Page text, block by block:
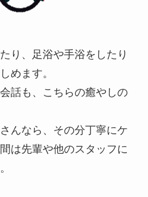
り、足浴や手浴をしたり
めます。
話も、こちらの癒やしの
んなら、その分丁寧にケ
は先輩や他のスタッフに